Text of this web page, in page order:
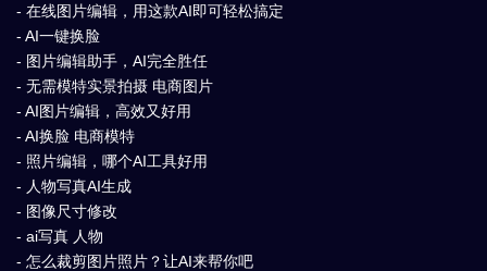
- 在线图片编辑，用这款AI即可轻松搞定
- AI一键换脸
- 图片编辑助手，AI完全胜任
- 无需模特实景拍摄 电商图片
- AI图片编辑，高效又好用
- AI换脸 电商模特
- 照片编辑，哪个AI工具好用
- 人物写真AI生成
- 图像尺寸修改
- ai写真 人物
- 怎么裁剪图片照片？让AI来帮你吧